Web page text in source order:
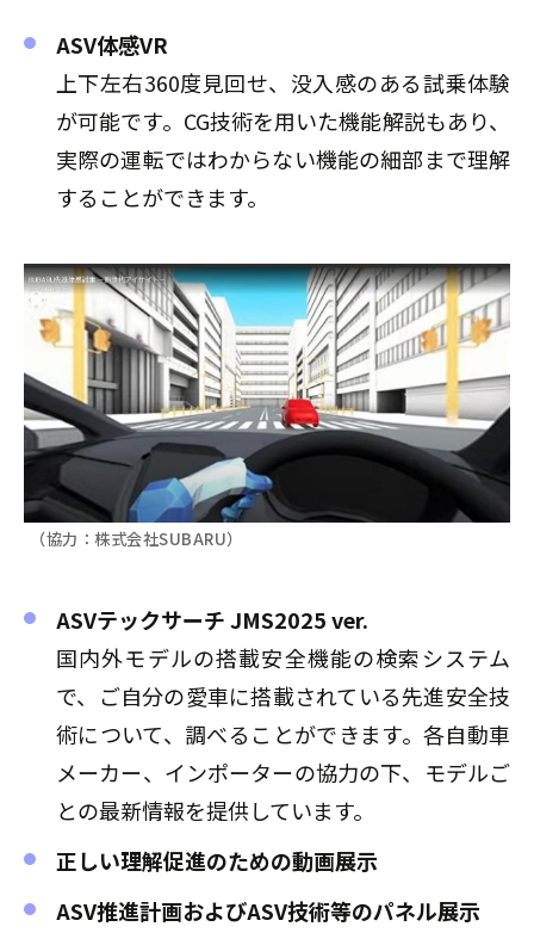
ASV体感VR
上下左右360度見回せ、没入感のある試乗体験
が可能です。CG技術を用いた機能解説もあり、
実際の運転ではわからない機能の細部まで理解
することができます。
（協力：株式会社SUBARU）
ASVテックサーチ JMS2025 ver.
国内外モデルの搭載安全機能の検索システム
で、ご自分の愛車に搭載されている先進安全技
術について、調べることができます。各自動車
メーカー、インポーターの協力の下、モデルご
との最新情報を提供しています。
正しい理解促進のための動画展示
ASV推進計画およびASV技術等のパネル展示